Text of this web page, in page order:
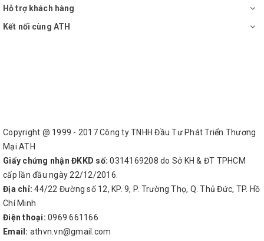
Hỗ trợ khách hàng
Kết nối cùng ATH
Copyright @ 1999 - 2017 Công ty TNHH Đầu Tư Phát Triển Thương
Mại ATH
Giấy chứng nhận ĐKKD số: 0314169208 do Sở KH & ĐT TPHCM
cấp lần đầu ngày 22/12/2016.
Địa chỉ: 44/22 Đường số 12, KP. 9, P. Trường Thọ, Q. Thủ Đức, TP. Hồ
Chí Minh
Điện thoại: 0969 661166
Email: athvn.vn@gmail.com